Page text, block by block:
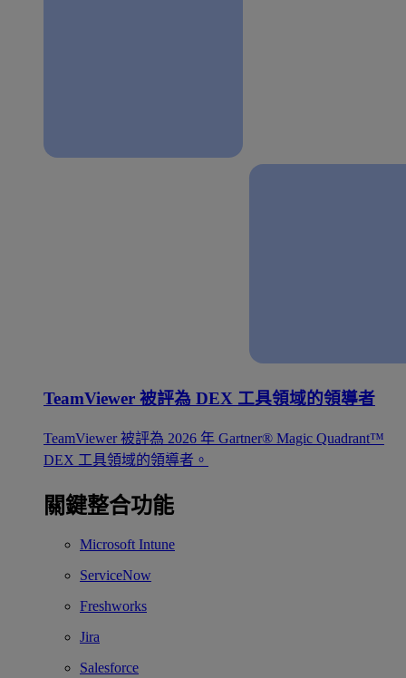
TeamViewer 被評為 DEX 工具領域的領導者
TeamViewer 被評為 2026 年 Gartner® Magic Quadrant™
DEX 工具領域的領導者。
關鍵整合功能
Microsoft Intune
ServiceNow
Freshworks
Jira
Salesforce